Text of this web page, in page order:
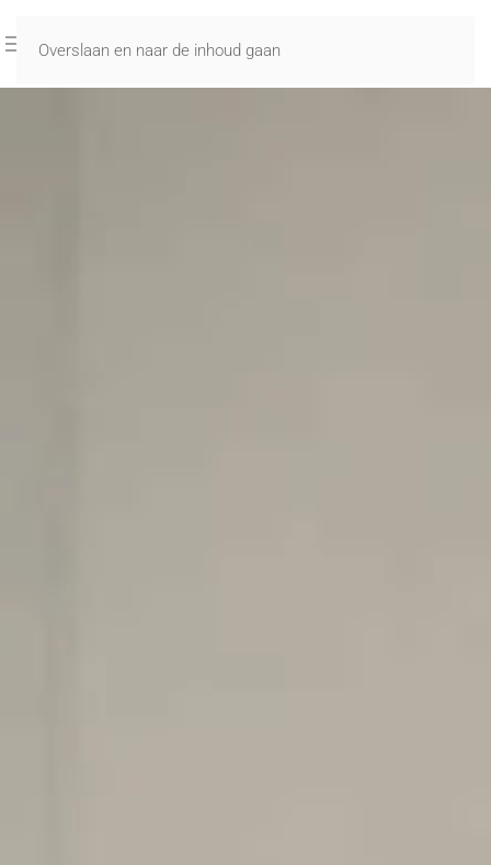
Overslaan en naar de inhoud gaan